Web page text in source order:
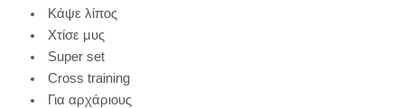
Κάψε λίπος
Χτίσε μυς
Super set
Cross training
Για αρχάριους